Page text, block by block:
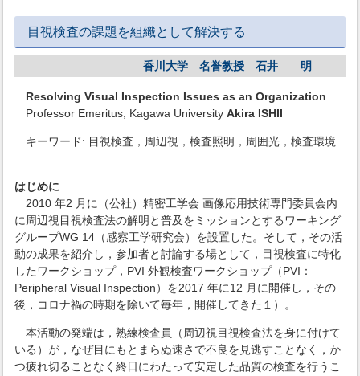
目視検査の課題を組織として解決する
香川大学 名誉教授 石井 明
Resolving Visual Inspection Issues as an Organization
Professor Emeritus, Kagawa University Akira ISHII
キーワード: 目視検査，周辺視，検査照明，周囲光，検査環境
はじめに
2010 年2 月に（公社）精密工学会 画像応用技術専門委員会内
に周辺視目視検査法の解明と普及をミッションとするワーキング
グループWG 14（感察工学研究会）を設置した。そして，その活
動の成果を紹介し，参加者と討論する場として，目視検査に特化
したワークショップ，PVI 外観検査ワークショップ（PVI：
Peripheral Visual Inspection）を2017 年に12 月に開催し，その
後，コロナ禍の時期を除いて毎年，開催してきた１）。
本活動の発端は，熟練検査員（周辺視目視検査法を身に付けて
いる）が，なぜ目にもとまらぬ速さで不良を見逃すことなく，か
つ疲れ切ることなく終日にわたって安定した品質の検査を行うこ